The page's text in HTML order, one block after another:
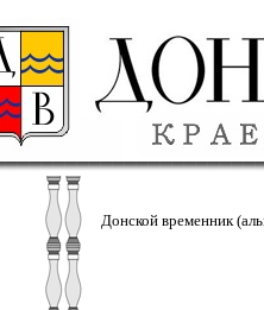
Донской временник